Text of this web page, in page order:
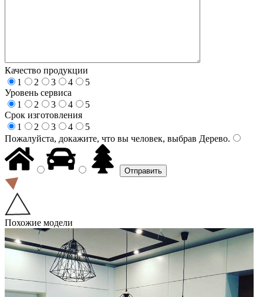
Качество продукции
1
2 3 4
5
Уровень сервиса
1
2 3 4
5
Срок изготовления
1
2 3 4
5
Пожалуйста, докажите, что вы человек, выбрав Дерево.
Похожие модели